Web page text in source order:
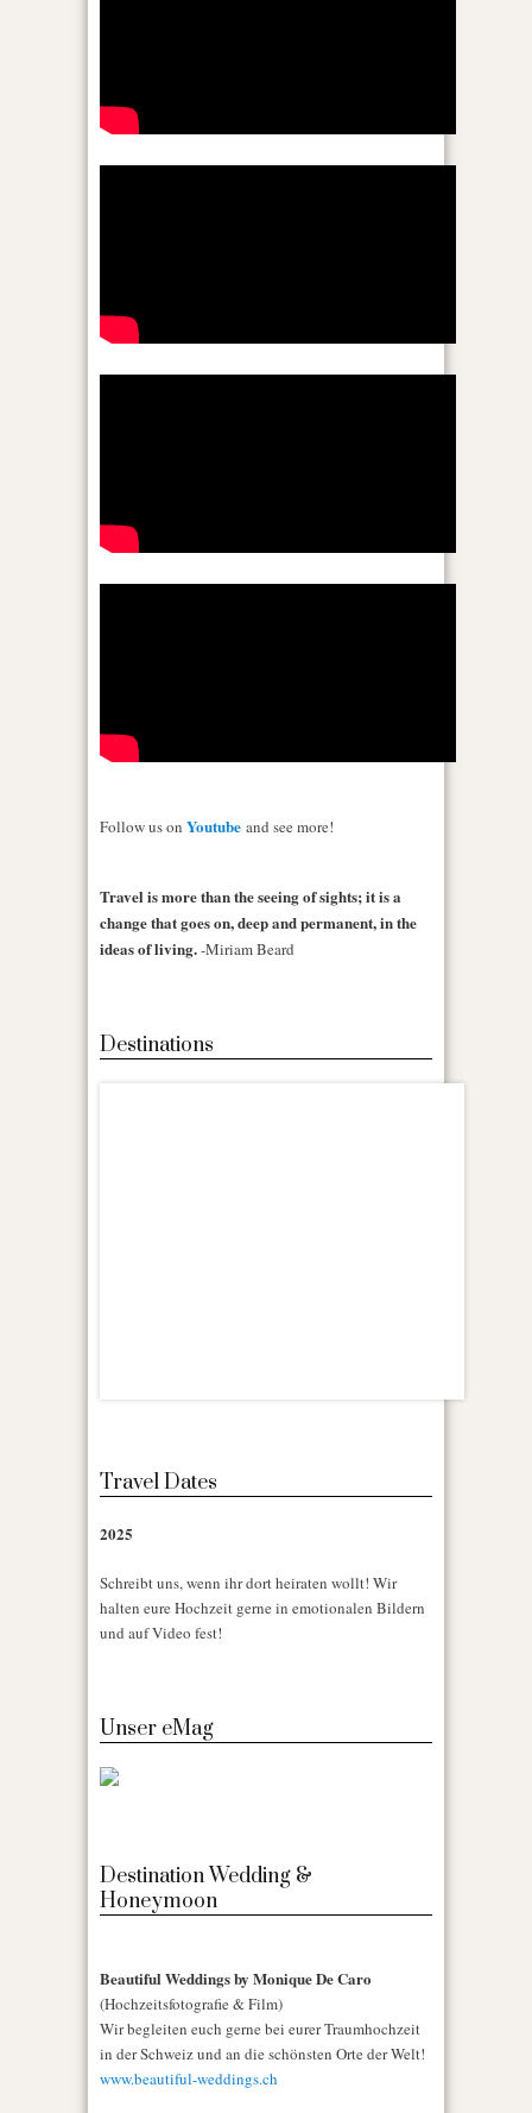
Follow us on Youtube and see more!
Travel is more than the seeing of sights; it is a
change that goes on, deep and permanent, in the
ideas of living.-Miriam Beard
Destinations
Travel Dates
2025
Schreibt uns, wenn ihr dort heiraten wollt! Wir
halten eure Hochzeit gerne in emotionalen Bildern
und auf Video fest!
Unser eMag
Destination Wedding &
Honeymoon
Beautiful Weddings by Monique De Caro
(Hochzeitsfotografie & Film)
Wir begleiten euch gerne bei eurer Traumhochzeit
in der Schweiz und an die schönsten Orte der Welt!
www.beautiful-weddings.ch